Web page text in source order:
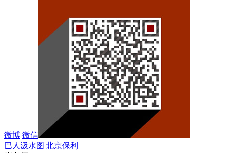
微博 微信
巴人汲水图|北京保利